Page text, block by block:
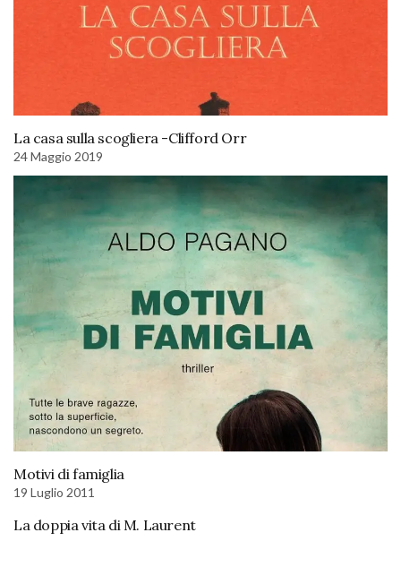
La casa sulla scogliera -Clifford Orr
24 Maggio 2019
Motivi di famiglia
19 Luglio 2011
La doppia vita di M. Laurent